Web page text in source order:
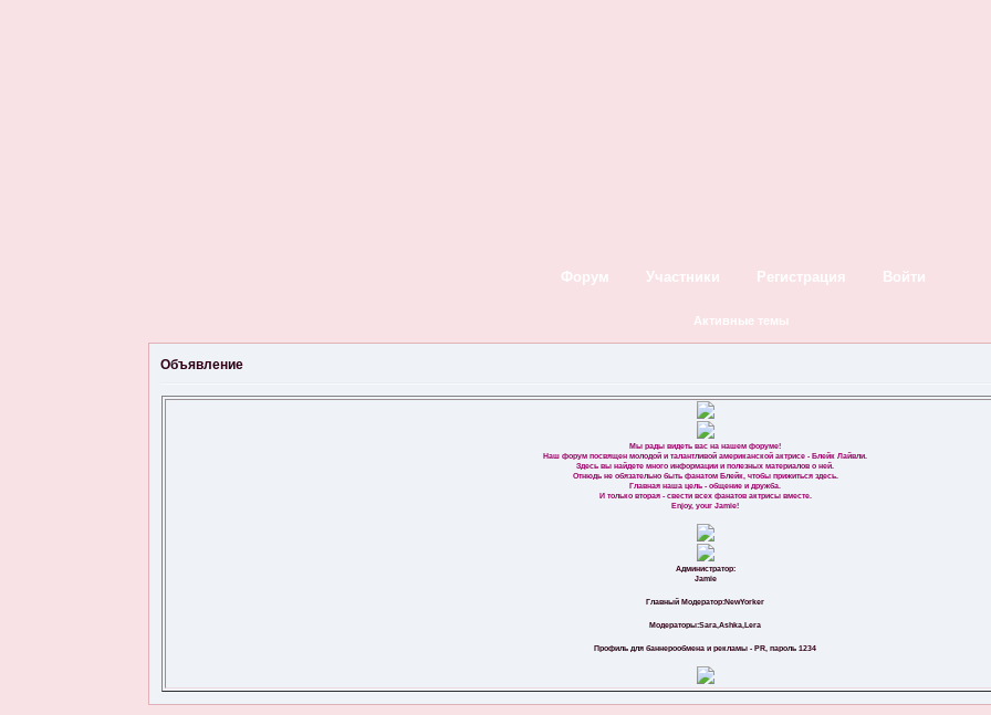
Форум Участники Регистрация Войти
Активные темы
Объявление
Мы рады видеть вас на нашем форуме!
Наш форум посвящен молодой и талантливой американской актрисе - Блейк Лайвли.
Здесь вы найдете много информации и полезных материалов о ней.
Отнюдь не обязательно быть фанатом Блейк, чтобы прижиться здесь.
Главная наша цель - общение и дружба.
И только вторая - свести всех фанатов актрисы вместе.
Enjoy, your Jamie!
Администратор:
Jamie
Главный Модератор:NewYorker
Модераторы:Sara,Ashka,Lera
Профиль для баннерообмена и рекламы - PR, пароль 1234